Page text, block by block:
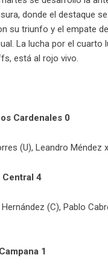
donde el destaque
su triunfo y el empate
La lucha por el cuarto
está al rojo vivo.
Cardenales 0
(U), Leandro Méndez
Central 4
(C), Pablo
1